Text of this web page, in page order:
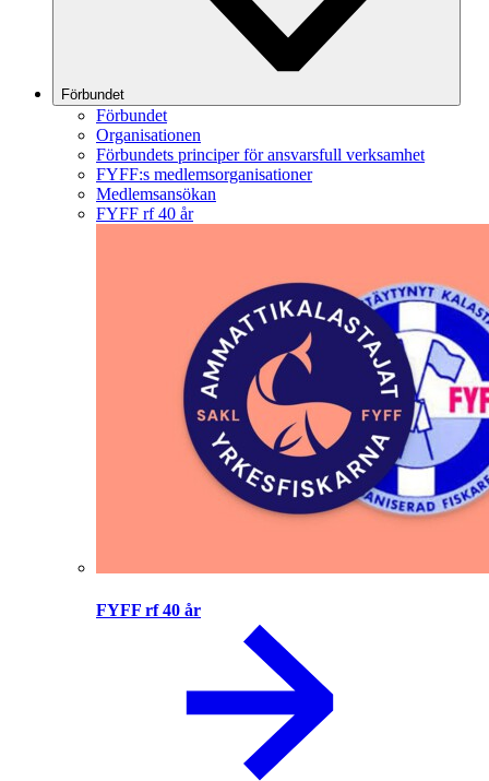
Förbundet
Förbundet
Organisationen
Förbundets principer för ansvarsfull verksamhet
FYFF:s medlemsorganisationer
Medlemsansökan
FYFF rf 40 år
FYFF rf 40 år